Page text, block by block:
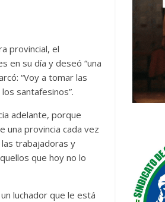
provincial, el
en su día y deseó “una
“Voy a tomar las
santafesinos”.
adelante, porque
una provincia cada vez
las trabajadoras y
que hoy no lo
luchador que le está